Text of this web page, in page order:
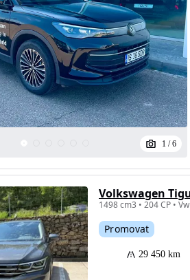
1/6
Volkswagen
1498 cm3 • 204 CP •
Promovat
29 450 km